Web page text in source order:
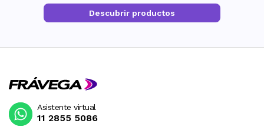
Descubrir productos
Asistente virtual
11 2855 5086